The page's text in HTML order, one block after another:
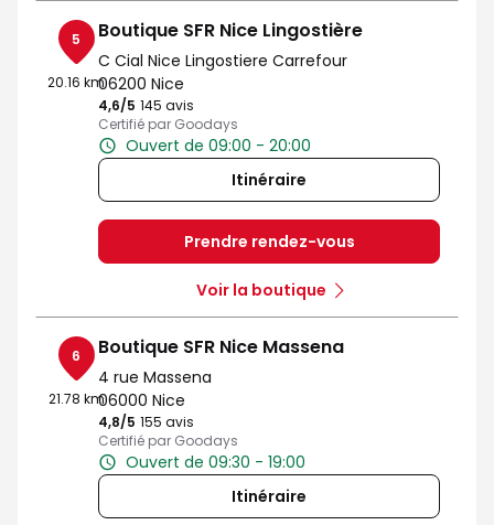
5
20.16 km
Boutique SFR Nice Lingostière
C Cial Nice Lingostiere Carrefour
06200 Nice
4,6/5 Note de 4.6 sur 5
145 avis
Certifié par Goodays
Ouvert de 09:00 - 20:00
Itinéraire
Prendre rendez-vous
Voir la boutique
6
21.78 km
Boutique SFR Nice Massena
4 rue Massena
06000 Nice
4,8/5 Note de 4.8 sur 5
155 avis
Certifié par Goodays
Ouvert de 09:30 - 19:00
Itinéraire